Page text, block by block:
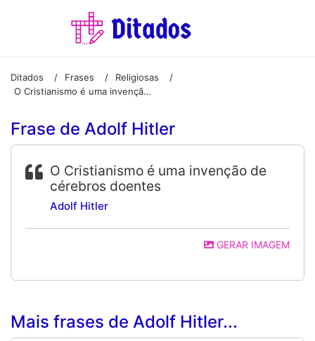
Ditados / Frases / Religiosas
/
O Cristianismo é uma invenção de cérebros doentes
Frase de Adolf Hitler
O Cristianismo é uma invenção de
cérebros doentes
Adolf Hitler
GERAR IMAGEM
Mais frases de Adolf Hitler...